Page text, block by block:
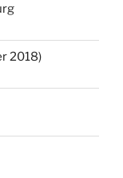
2018)